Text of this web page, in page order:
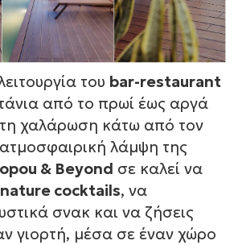
του bar-restaurant
από το πρωί έως αργά
χαλάρωση κάτω από τον
ατμοσφαιρική λάμψη της
& Beyond σε καλεί να
cocktails, να
σνακ και να ζήσεις
γιορτή, μέσα σε έναν χώρο